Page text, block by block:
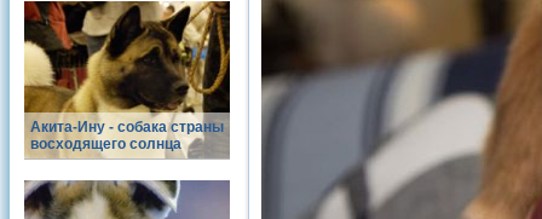
Акита-Ину - собака страны
восходящего солнца